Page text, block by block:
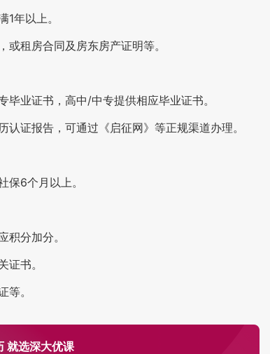
年以上。
租房合同及房东房产证明等。
业证书，高中/中专提供相应毕业证书。
证报告，可通过《启征网》等正规渠道办理。
保6个月以上。
分加分。
书。
。
就选深大优课